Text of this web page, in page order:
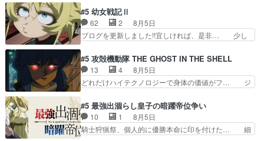
構エグいことするよな… ねぇ猫耳ガール、敵の根
城に乗り込む事を同… 世もや替えが利くと復活P
とは？！もう来週…
んじゃないですか。魔物の群を発見した… アマプ
ラにて視聴終わり！サーベルボア討伐… を言い訳
にしたくないものですねwボア狩り… 先生として
のベリルが好きだけど、今回みた… 4人だけでサ
ーベルボアが暴れてると聞い… ちょっと年齢の事
を言いすぎとゆーか言い訳… ベリルの母もやはり
只者じゃなかったかベリ…
#5 幼女戦記Ⅱ
62 2
8月5日
ブログを更新しました!!宜しければ、是非… 少し
ゥーアの唯一の手駒が強すぎる笑あお… 私にとっ
て完全にご褒美回ゼー様の葉巻シー… やはりター
ニャが後方指揮だと展開に迫力が… “貧乏籤百連
無料ガチャ”100連でも1回… 2期入ってから地味
ばならぬ」って言葉に… ゼートゥーア左遷によっ
て参謀本部の連携が… 緊張感ある戦闘描写とギャ
グ今週の『有能な…
#5 攻殻機動隊 THE GHOST IN THE SHELL
13 4
8月5日
どれだけハイテクノロジーで身体の価値がフ… ジ
コマだいぶ理性持ち始めた。この世界の… 原作読
んだのもう何年も前なのに、覚えてる… コイルの
汚職を突き止めるべくバトーの指導… やまとん1
号はどこの部分で使うのだろう？… 日本とロシア
#5 最強出涸らし皇子の暗躍帝位争い
10 1
8月5日
騎士狩猟祭、個人的に優勝本命に印を付けた… 細